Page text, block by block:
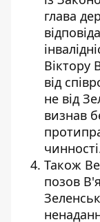
глава
Віктору
від
не від
визнав
Також
позов